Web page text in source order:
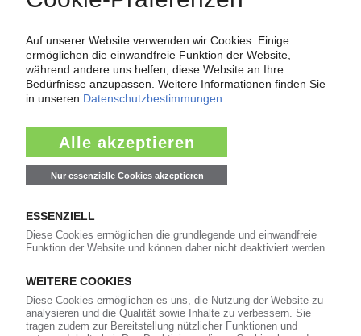
Force Majeure in der Kunststoffindustrie
wenn der Lieferant nicht mehr liefert – Informationen zum
Themenkomplex Force Majeure, Corona und Kunststoff-
Preisentwicklung sowie Tipps für die Praxis.
Newsletter
Die wichtigsten Nachrichten und Neuigkeiten aus der
Kunststoffbranche – jeden Tag brandaktuell!